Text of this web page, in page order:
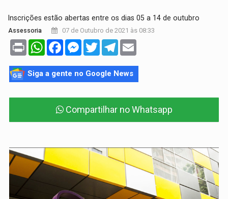
Inscrições estão abertas entre os dias 05 a 14 de outubro
Assessoria 07 de Outubro de 2021 às 08:33
Print WhatsAppFacebookMessenger
TwitterTelegram
Siga a gente no Google News
Compartilhar no Whatsapp